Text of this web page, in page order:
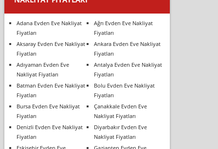
Adana Evden Eve Nakliyat
Fiyatları
Ağrı Evden Eve Nakliyat
Fiyatları
Aksaray Evden Eve Nakliyat
Fiyatları
Ankara Evden Eve Nakliyat
Fiyatları
Adıyaman Evden Eve
Nakliyat Fiyatları
Antalya Evden Eve Nakliyat
Fiyatları
Batman Evden Eve Nakliyat
Fiyatları
Bolu Evden Eve Nakliyat
Fiyatları
Bursa Evden Eve Nakliyat
Fiyatları
Çanakkale Evden Eve
Nakliyat Fiyatları
Denizli Evden Eve Nakliyat
Fiyatları
Diyarbakır Evden Eve
Nakliyat Fiyatları